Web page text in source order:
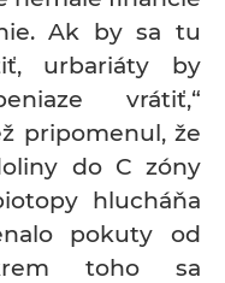
Ak by sa tu
urbariáty by
vrátiť,“
pripomenul, že
do C zóny
hlucháňa
pokuty od
toho sa